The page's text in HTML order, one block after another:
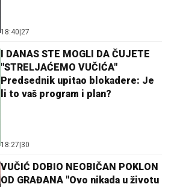
18:40 27
I DANAS STE MOGLI DA ČUJETE
"STRELJAĆEMO VUČIĆA"
Predsednik upitao blokadere: Je
li to vaš program i plan?
18:27 30
VUČIĆ DOBIO NEOBIČAN POKLON
OD GRAĐANA "Ovo nikada u životu